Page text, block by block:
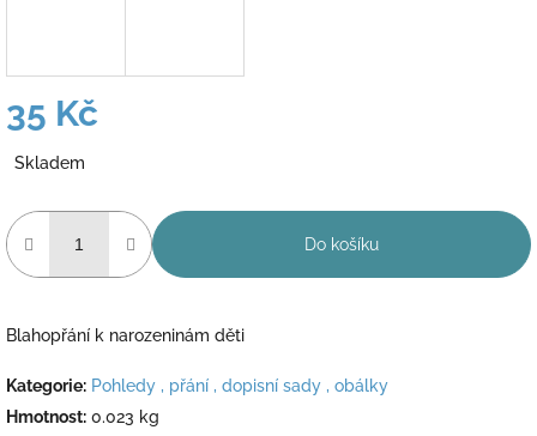
35 Kč
cena:
Skladem
Do košíku
Blahopřání k narozeninám děti
Kategorie: Pohledy , přání , dopisní sady , obálky
Hmotnost: 0.023 kg